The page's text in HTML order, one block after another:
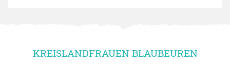
KREISLANDFRAUEN BLAUBEUREN